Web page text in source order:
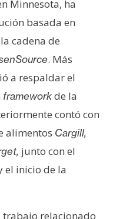
Minnesota, ha
basada en
cadena de
. Más
a respaldar el
frameworkde la
contó con
alimentos Cargill,
junto con el
el inicio de la
relacionado